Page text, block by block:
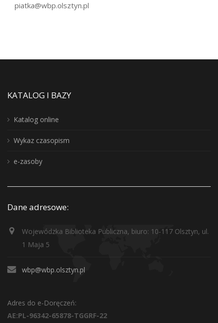
piatka@wbp.olsztyn.pl
KATALOG I BAZY
Katalog online
Wykaz czasopism
e-zasoby
Dane adresowe:
Wojewódzka Biblioteka Publiczna, biuro: 10-117 Olsztyn, ul.
1 Maja 5
wbp@wbp.olsztyn.pl
Adres do e-Doręczeń:
AE:PL-96342-65878-TGGRF-22